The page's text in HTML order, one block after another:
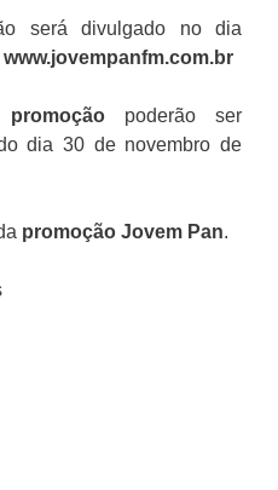
será divulgado no dia
www.jovempanfm.com.br
promoçãopoderão ser
dia 30 de novembro de
promoção Jovem Pan.